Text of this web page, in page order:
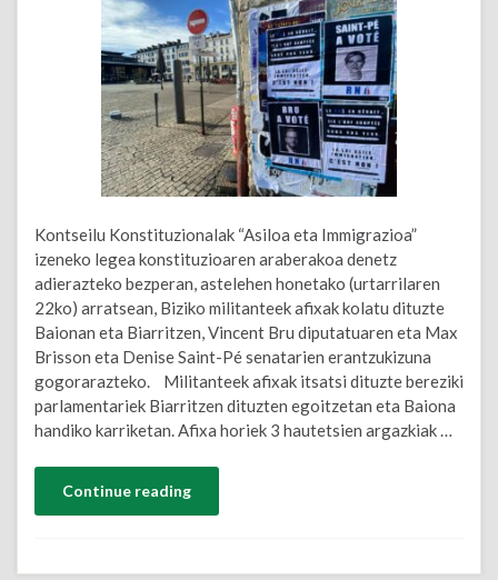
Kontseilu Konstituzionalak “Asiloa eta Immigrazioa”
izeneko legea konstituzioaren araberakoa denetz
adierazteko bezperan, astelehen honetako (urtarrilaren
22ko) arratsean, Biziko militanteek afixak kolatu dituzte
Baionan eta Biarritzen, Vincent Bru diputatuaren eta Max
Brisson eta Denise Saint-Pé senatarien erantzukizuna
gogorarazteko. Militanteek afixak itsatsi dituzte bereziki
parlamentariek Biarritzen dituzten egoitzetan eta Baiona
handiko karriketan. Afixa horiek 3 hautetsien argazkiak …
Continue reading